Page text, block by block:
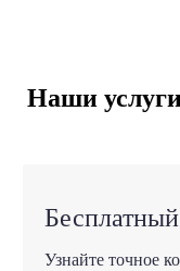
Наши
Узнайте точное